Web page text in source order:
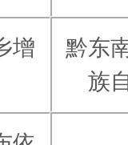
增
黔东
族